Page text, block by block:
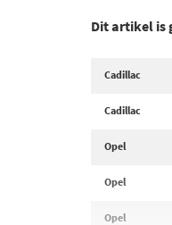
Dit artikel is
Cadillac
Cadillac
Opel
Opel
Opel